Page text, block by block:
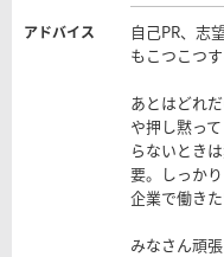
アドバイス
自己PR、志
もこつこつ
あとはどれ
や押し黙っ
らないとき
要。しっか
企業で働き
みなさん頑